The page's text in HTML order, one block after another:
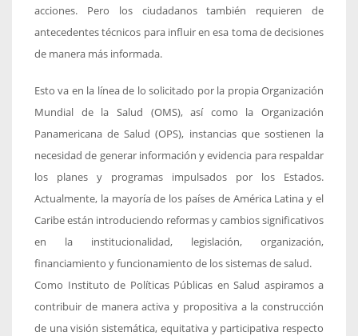
acciones. Pero los ciudadanos también requieren de
antecedentes técnicos para influir en esa toma de decisiones
de manera más informada.
Esto va en la línea de lo solicitado por la propia Organización
Mundial de la Salud (OMS), así como la Organización
Panamericana de Salud (OPS), instancias que sostienen la
necesidad de generar información y evidencia para respaldar
los planes y programas impulsados por los Estados.
Actualmente, la mayoría de los países de América Latina y el
Caribe están introduciendo reformas y cambios significativos
en la institucionalidad, legislación, organización,
financiamiento y funcionamiento de los sistemas de salud.
Como Instituto de Políticas Públicas en Salud aspiramos a
contribuir de manera activa y propositiva a la construcción
de una visión sistemática, equitativa y participativa respecto